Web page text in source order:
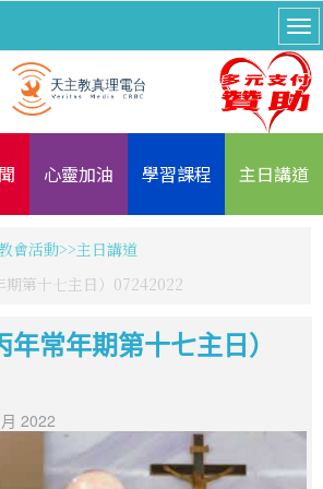
心靈加油 學習課程 主日講道
會活動
主日講道
期第十七主日）07242022
常年期第十七主日）
2022